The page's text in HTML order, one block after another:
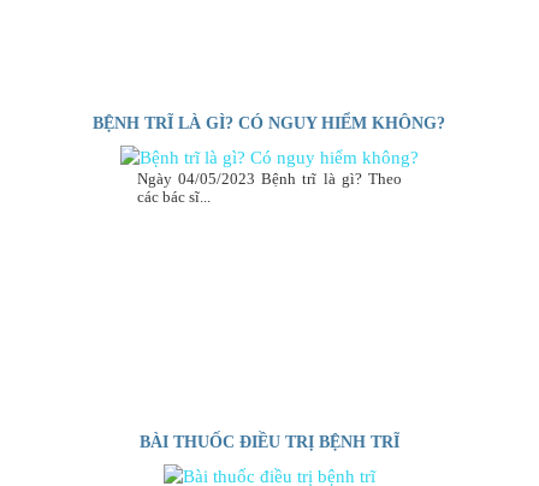
BỆNH TRĨ LÀ GÌ? CÓ NGUY HIỂM KHÔNG?
Ngày 04/05/2023 Bệnh trĩ là gì? Theo
các bác sĩ...
BÀI THUỐC ĐIỀU TRỊ BỆNH TRĨ